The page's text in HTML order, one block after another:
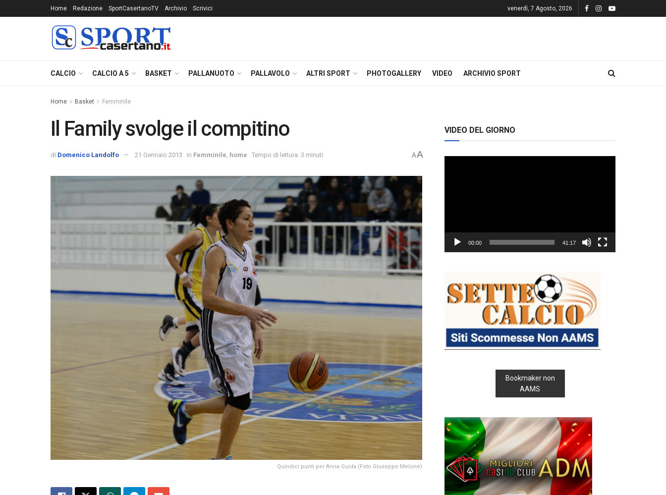
Home Redazione SportCasertanoTV Archivio Scrivici venerdì, 7 Agosto, 2026
CALCIO CALCIO A 5 BASKET PALLANUOTO PALLAVOLO ALTRI SPORT PHOTOGALLERY VIDEO ARCHIVIO SPORT
Home Basket Femminile
Il Family svolge il compitino
di Domenico Landolfo 21 Gennaio 2013 in Femminile home Tempo di lettura: 3 minuti AA
Quindici punti per Anna Guida (Foto Giuseppe Melone)
VIDEO DEL GIORNO
00:00 41:17
Bookmaker non
AAMS